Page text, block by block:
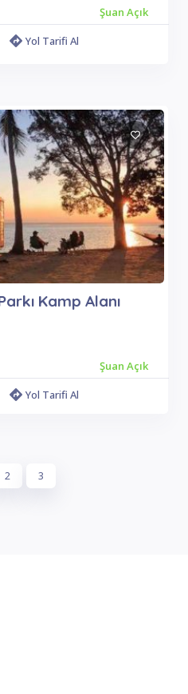
Şuan Açık
Yol Tarifi Al
Kamp Alanı
Şuan Açık
Yol Tarifi Al
2 3